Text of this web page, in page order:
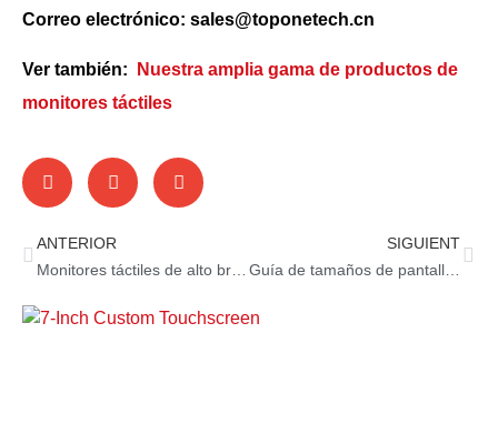
Correo electrónico: sales@toponetech.cn
Ver también:
Nuestra amplia gama de productos de
monitores táctiles
ANTERIOR
SIGUIENT
Guía de tamaños de pantallas táctiles para casinos